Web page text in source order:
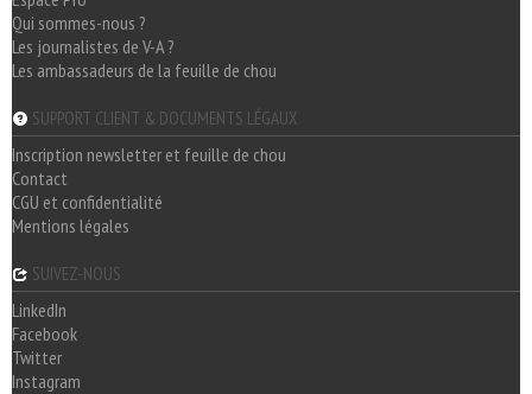
Qui sommes-nous ?
Les journalistes de V-A ?
Les ambassadeurs de la feuille de chou
SUPPORT CLIENT & DOCUMENTS LÉGAUX
Inscription newsletter et feuille de chou
Contact
CGU et confidentialité
Mentions légales
SUIVEZ-NOUS
LinkedIn
Facebook
Twitter
Instagram